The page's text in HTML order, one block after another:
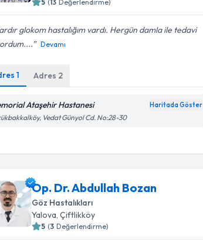
5 (13 Değerlendirme)
glokom hastalığım vardı. Hergün damla ile tedavi
Devamı
1 Adres 2
Ataşehir Hastanesi Haritada Göster
Vedat Günyol Cd. No:28-30
Op. Dr. Abdullah Bozan
Göz Hastalıkları
Yalova, Çiftlikköy
5 (3 Değerlendirme)